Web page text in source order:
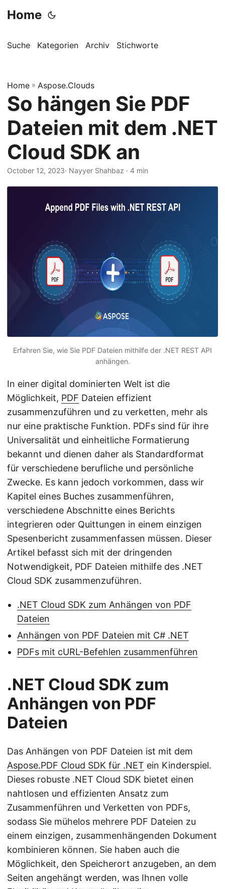
Home
Suche Kategorien Archiv Stichworte
Home » Aspose.Clouds
So hängen Sie PDF
Dateien mit dem .NET
Cloud SDK an
October 12, 2023· Nayyer Shahbaz · 4 min
Erfahren Sie, wie Sie PDF Dateien mithilfe der .NET REST API
anhängen.
In einer digital dominierten Welt ist die
Möglichkeit, PDF Dateien effizient
zusammenzuführen und zu verketten, mehr als
nur eine praktische Funktion. PDFs sind für ihre
Universalität und einheitliche Formatierung
bekannt und dienen daher als Standardformat
für verschiedene berufliche und persönliche
Zwecke. Es kann jedoch vorkommen, dass wir
Kapitel eines Buches zusammenführen,
verschiedene Abschnitte eines Berichts
integrieren oder Quittungen in einem einzigen
Spesenbericht zusammenfassen müssen. Dieser
Artikel befasst sich mit der dringenden
Notwendigkeit, PDF Dateien mithilfe des .NET
Cloud SDK zusammenzuführen.
.NET Cloud SDK zum Anhängen von PDF
Dateien
Anhängen von PDF Dateien mit C# .NET
PDFs mit cURL-Befehlen zusammenführen
.NET Cloud SDK zum
Anhängen von PDF
Dateien
Das Anhängen von PDF Dateien ist mit dem
Aspose.PDF Cloud SDK für .NET ein Kinderspiel.
Dieses robuste .NET Cloud SDK bietet einen
nahtlosen und effizienten Ansatz zum
Zusammenführen und Verketten von PDFs,
sodass Sie mühelos mehrere PDF Dateien zu
einem einzigen, zusammenhängenden Dokument
kombinieren können. Sie haben auch die
Möglichkeit, den Speicherort anzugeben, an dem
Seiten angehängt werden, was Ihnen volle